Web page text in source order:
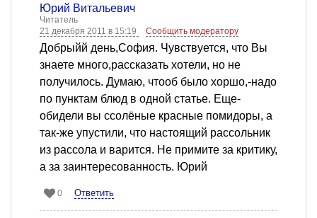
Юрий Витальевич
Читатель
21 декабря 2011 в 15:19
Сообщить модератору
Добрыйй день,София. Чувствуется, что Вы
знаете много,рассказать хотели, но не
получилось. Думаю, чтооб было хоршо,-надо
по пунктам блюд в одной статье. Еще-
обидели вы ссолёные красные помидоры, а
так-же упустили, что настоящий рассольник
из рассола и варится. Не примите за критику,
а за заинтересованность. Юрий
0 Ответить